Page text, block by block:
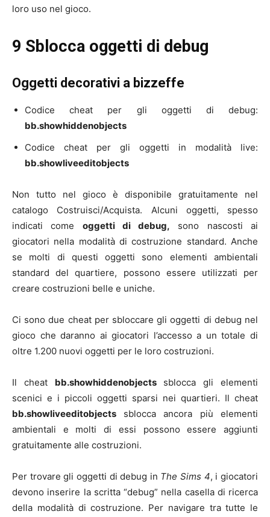
loro uso nel gioco.
9 Sblocca oggetti di debug
Oggetti decorativi a bizzeffe
Codice cheat per gli oggetti di debug:
bb.showhiddenobjects
Codice cheat per gli oggetti in modalità live:
bb.showliveeditobjects
Non tutto nel gioco è disponibile gratuitamente nel
catalogo Costruisci/Acquista. Alcuni oggetti, spesso
indicati come oggetti di debug, sono nascosti ai
giocatori nella modalità di costruzione standard. Anche
se molti di questi oggetti sono elementi ambientali
standard del quartiere, possono essere utilizzati per
creare costruzioni belle e uniche.
Ci sono due cheat per sbloccare gli oggetti di debug nel
gioco che daranno ai giocatori l’accesso a un totale di
oltre 1.200 nuovi oggetti per le loro costruzioni.
Il cheat bb.showhiddenobjects sblocca gli elementi
scenici e i piccoli oggetti sparsi nei quartieri. Il cheat
bb.showliveeditobjects sblocca ancora più elementi
ambientali e molti di essi possono essere aggiunti
gratuitamente alle costruzioni.
Per trovare gli oggetti di debug in The Sims 4, i giocatori
devono inserire la scritta “debug” nella casella di ricerca
della modalità di costruzione. Per navigare tra tutte le